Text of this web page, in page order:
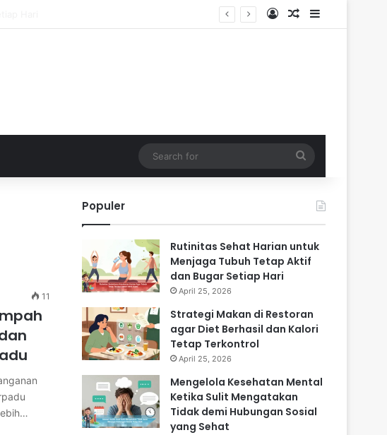
Log InRandom Article
Sidebar
for
11
Populer
Rutinitas Sehat Harian untuk
Menjaga Tubuh Tetap Aktif
dan Bugar Setiap Hari
April 25, 2026
Strategi Makan di Restoran
agar Diet Berhasil dan Kalori
Tetap Terkontrol
April 25, 2026
Mengelola Kesehatan Mental
Ketika Sulit Mengatakan
Tidak demi Hubungan Sosial
yang Sehat